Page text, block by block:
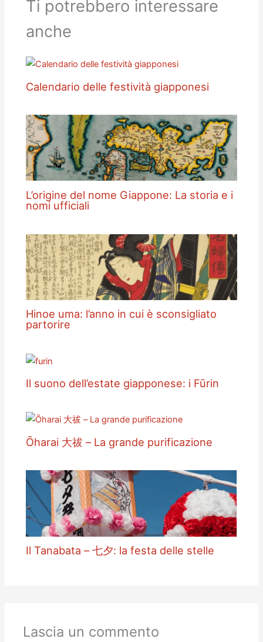
Ti potrebbero interessare
anche
Calendario delle festività giapponesi
L’origine del nome Giappone: La storia e i
nomi ufficiali
Hinoe uma: l’anno in cui è sconsigliato
partorire
Il suono dell’estate giapponese: i Fūrin
Ōharai 大祓 – La grande purificazione
Il Tanabata – 七夕: la festa delle stelle
Lascia un commento